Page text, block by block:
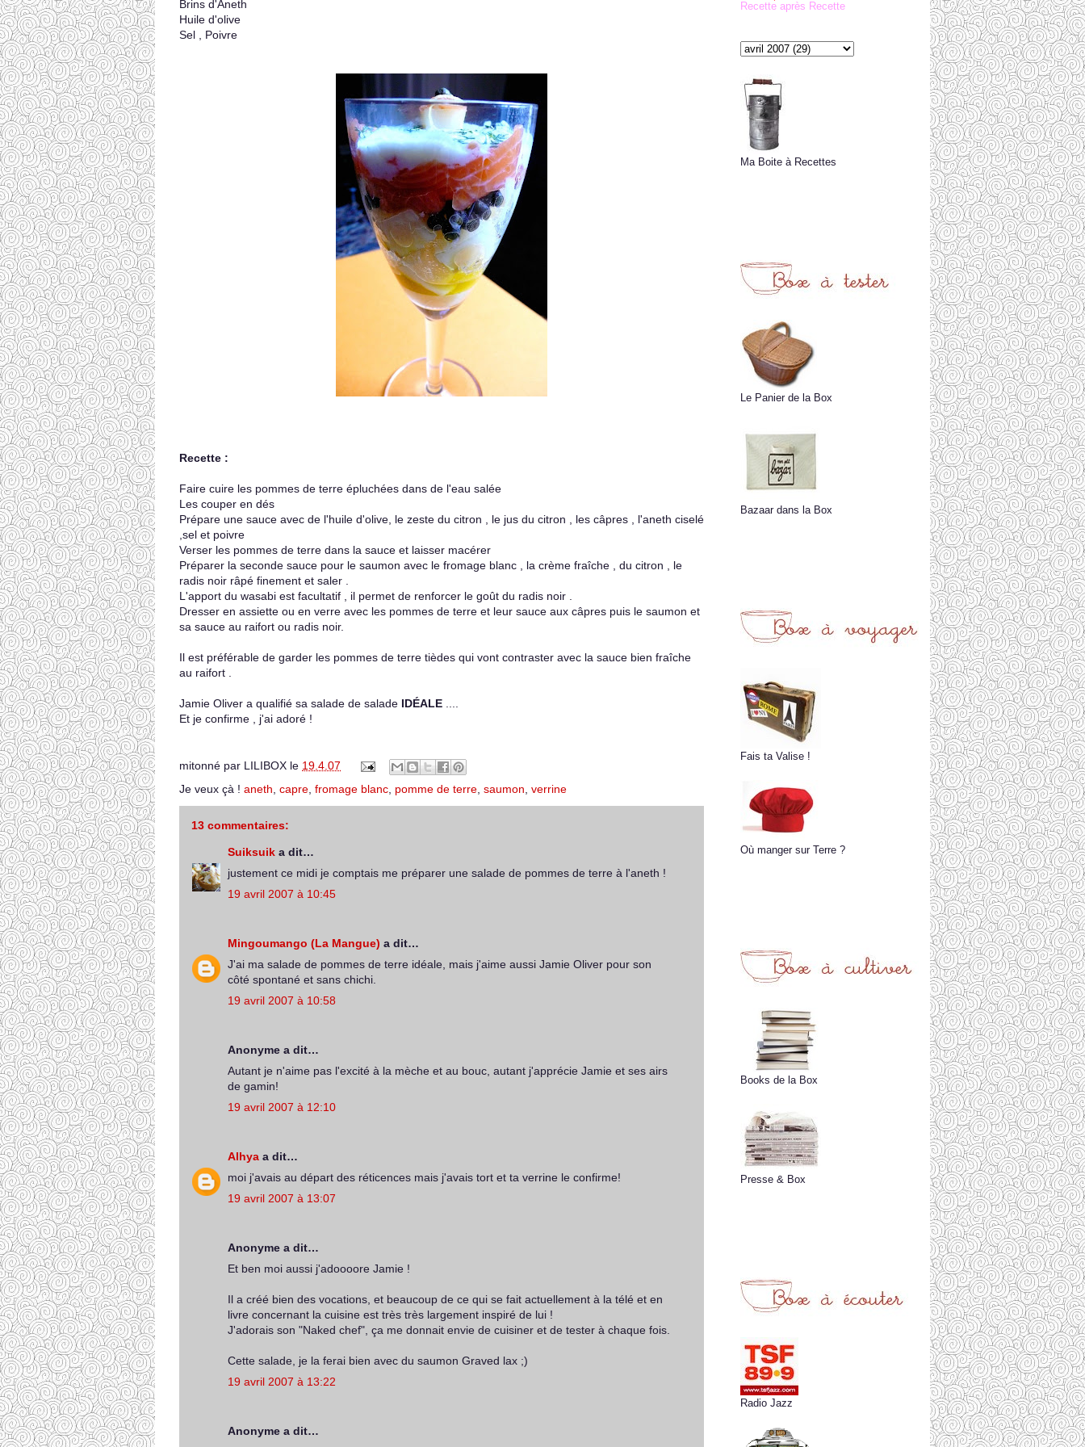
Brins d'Aneth
Huile d'olive
Sel , Poivre
Recette :
Faire cuire les pommes de terre épluchées dans de l'eau salée
Les couper en dés
Prépare une sauce avec de l'huile d'olive, le zeste du citron , le jus du citron , les câpres , l'aneth ciselé
,sel et poivre
Verser les pommes de terre dans la sauce et laisser macérer
Préparer la seconde sauce pour le saumon avec le fromage blanc , la crème fraîche , du citron , le
radis noir râpé finement et saler .
L'apport du wasabi est facultatif , il permet de renforcer le goût du radis noir .
Dresser en assiette ou en verre avec les pommes de terre et leur sauce aux câpres puis le saumon et
sa sauce au raifort ou radis noir.
Il est préférable de garder les pommes de terre tièdes qui vont contraster avec la sauce bien fraîche
au raifort .
Jamie Oliver a qualifié sa salade de salade IDÉALE
Et je confirme , j'ai adoré !
mitonné par LILIBOX le 19.4.07
Je veux çà ! aneth capre fromage blanc pomme de terre saumon verrine
13 commentaires:
Suiksuik a dit…
justement ce midi je comptais me préparer une salade de pommes de terre à l'aneth !
19 avril 2007 à 10:45
Mingoumango (La Mangue) a dit…
J'ai ma salade de pommes de terre idéale, mais j'aime aussi Jamie Oliver pour son
côté spontané et sans chichi.
19 avril 2007 à 10:58
Anonyme a dit…
Autant je n'aime pas l'excité à la mèche et au bouc, autant j'apprécie Jamie et ses airs
de gamin!
19 avril 2007 à 12:10
Alhya a dit…
moi j'avais au départ des réticences mais j'avais tort et ta verrine le confirme!
19 avril 2007 à 13:07
Anonyme a dit…
Et ben moi aussi j'adoooore Jamie !
Il a créé bien des vocations, et beaucoup de ce qui se fait actuellement à la télé et en
livre concernant la cuisine est très très largement inspiré de lui !
J'adorais son "Naked chef", ça me donnait envie de cuisiner et de tester à chaque fois.
Cette salade, je la ferai bien avec du saumon Graved lax ;)
19 avril 2007 à 13:22
Anonyme a dit…
Recette après Recette
Ma Boite à Recettes
Le Panier de la Box
Bazaar dans la Box
Fais ta Valise !
Où manger sur Terre ?
Books de la Box
Presse & Box
Radio Jazz